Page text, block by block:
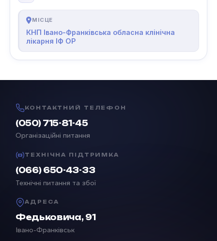
МІСЦЕ
КНП Івано-Франківська обласна клінічна
лікарня ІФ ОР
КОНТАКТНИЙ ТЕЛЕФОН
(050) 715-81-45
Організаційні питання
ТЕХНІЧНА ПІДТРИМКА
(066) 650-43-33
Технічні питання та збої
АДРЕСА
Федьковича, 91
Івано-Франківськ